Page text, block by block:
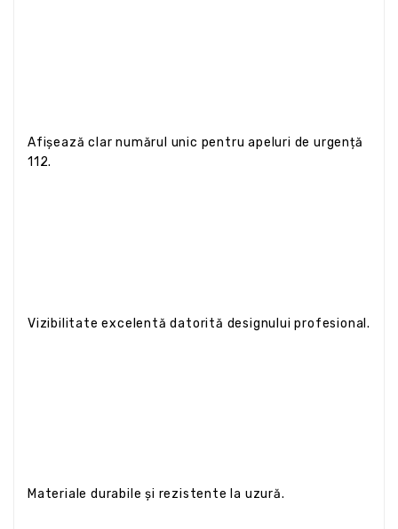
Afișează clar numărul unic pentru apeluri de urgență
112.
Vizibilitate excelentă datorită designului profesional.
Materiale durabile și rezistente la uzură.